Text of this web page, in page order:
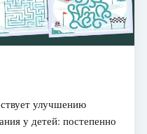
улучшению
у детей: постепенно